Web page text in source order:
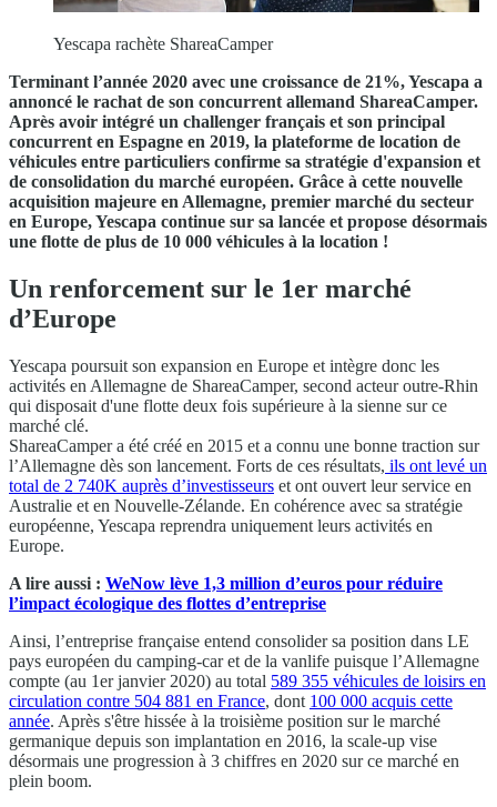
Yescapa rachète ShareaCamper
Terminant l’année 2020 avec une croissance de 21%, Yescapa a
annoncé le rachat de son concurrent allemand ShareaCamper.
Après avoir intégré un challenger français et son principal
concurrent en Espagne en 2019, la plateforme de location de
véhicules entre particuliers confirme sa stratégie d'expansion et
de consolidation du marché européen. Grâce à cette nouvelle
acquisition majeure en Allemagne, premier marché du secteur
en Europe, Yescapa continue sur sa lancée et propose désormais
une flotte de plus de 10 000 véhicules à la location !
Un renforcement sur le 1er marché
d’Europe
Yescapa poursuit son expansion en Europe et intègre donc les
activités en Allemagne de ShareaCamper, second acteur outre-Rhin
qui disposait d'une flotte deux fois supérieure à la sienne sur ce
marché clé.
ShareaCamper a été créé en 2015 et a connu une bonne traction sur
l’Allemagne dès son lancement. Forts de ces résultats, ils ont levé un
total de 2 740K auprès d’investisseurs et ont ouvert leur service en
Australie et en Nouvelle-Zélande. En cohérence avec sa stratégie
européenne, Yescapa reprendra uniquement leurs activités en
Europe.
A lire aussi : WeNow lève 1,3 million d’euros pour réduire
l’impact écologique des flottes d’entreprise
Ainsi, l’entreprise française entend consolider sa position dans LE
pays européen du camping-car et de la vanlife puisque l’Allemagne
compte (au 1er janvier 2020) au total 589 355 véhicules de loisirs en
circulation contre 504 881 en France, dont 100 000 acquis cette
année. Après s'être hissée à la troisième position sur le marché
germanique depuis son implantation en 2016, la scale-up vise
désormais une progression à 3 chiffres en 2020 sur ce marché en
plein boom.